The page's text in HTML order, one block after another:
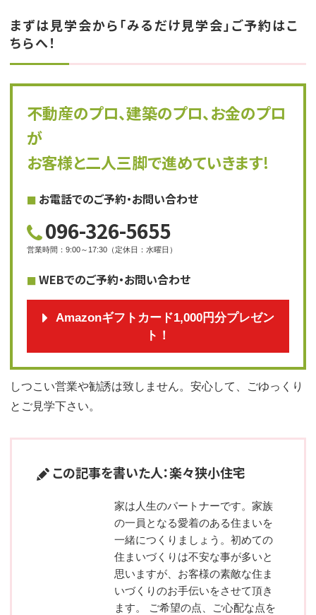
まずは見学会から「みるだけ見学会」ご予約はこ
ちらへ！
不動産のプロ、建築のプロ、お金のプロ
が
お客様と二人三脚で進めていきます!
お電話でのご予約・お問い合わせ
096-326-5655
営業時間 ： 9:00～17:30 （ 定休日 ： 水曜日 ）
WEBでのご予約・お問い合わせ
Amazonギフトカード1,000円分プレゼン
ト！
しつこい営業や勧誘は致しません。安心して、ごゆっくり
とご見学下さい。
この記事を書いた人：楽々狭小住宅
家は人生のパートナーです。家族
の一員となる愛着のある住まいを
一緒につくりましょう。初めての
住まいづくりは不安な事が多いと
思いますが、お客様の素敵な住ま
いづくりのお手伝いをさせて頂き
ます。 ご希望の点、ご心配な点を